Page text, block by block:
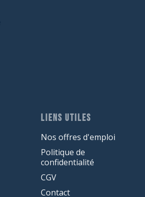
LIENS UTILES
Nos offres d'emploi
Politique de
confidentialité
CGV
Contact